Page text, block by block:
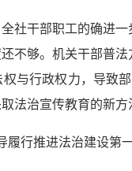
社干部职工的确进
不够。机关干部普
与行政权力，导致
法治宣传教育的新方
履行推进法治建设第